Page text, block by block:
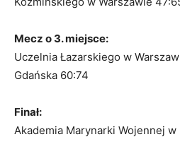
Mecz o 3. miejsce:
Uczelnia Łazarskiego w
Gdańska 60:74
Finał:
Akademia Marynarki Wojennej